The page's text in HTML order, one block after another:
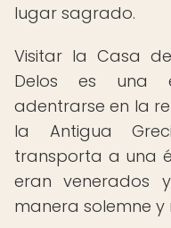
lugar sagrado.
Visitar la Casa
Delos es una
adentrarse en la
la Antigua
transporta a una
eran venerados
manera solemne y